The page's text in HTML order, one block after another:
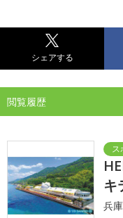
シェアする
閲覧履歴
キ
兵